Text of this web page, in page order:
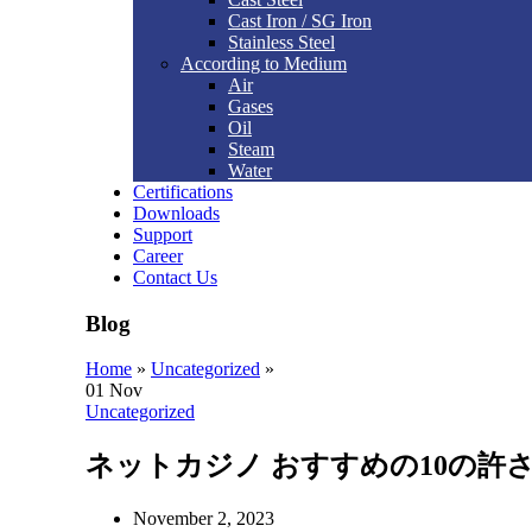
Cast Iron / SG Iron
Stainless Steel
According to Medium
Air
Gases
Oil
Steam
Water
Certifications
Downloads
Support
Career
Contact Us
Blog
Home » Uncategorized »
01 Nov
Uncategorized
ネットカジノ おすすめの10の許
November 2, 2023